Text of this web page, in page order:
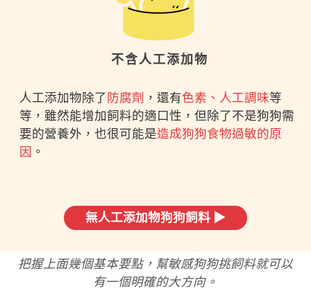
不含人工添加物
人工添加物除了 防腐劑 ，還有色素、人工調味等
等，雖然能增加飼料的適口性，但除了不是狗狗需
要的營養外，也很可能是造成狗狗食物過敏的原
因 。
無人工添加物狗狗飼料 ▶
把握上面幾個基本要點，幫敏感狗狗挑飼料就可以
有一個明確的大方向。